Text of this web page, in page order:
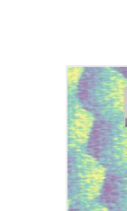
ラス最
た独自
術研究
小限の
が得ら